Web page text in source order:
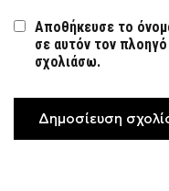
Αποθήκευσε το
σε αυτόν τον
σχολιάσω.